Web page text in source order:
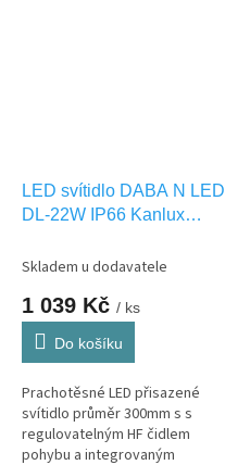
LED svítidlo DABA N LED
DL-22W IP66 Kanlux
Skladem u dodavatele
1 039 Kč / ks
Do košíku
Prachotěsné LED přisazené
svítidlo průměr 300mm s s
regulovatelným HF čidlem
pohybu a integrovaným